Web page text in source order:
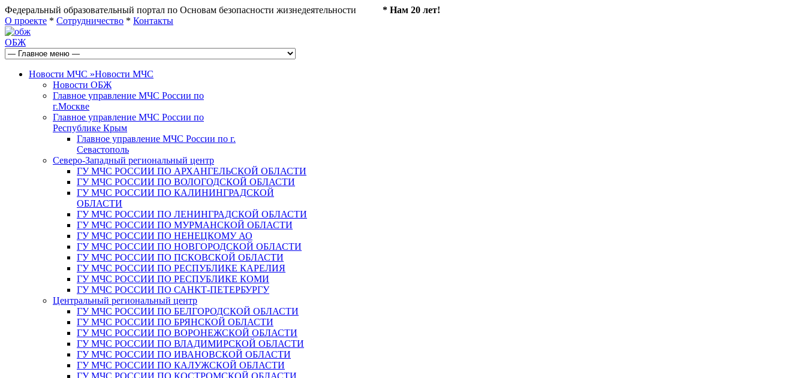
Федеральный образовательный портал по Основам безопасности жизнедеятельности * Нам 20 лет!
О проекте * Сотрудничество * Контакты
ОБЖ
Новости МЧС »Новости МЧС
Новости ОБЖ
Главное управление МЧС России по
г.Москве
Главное управление МЧС России по
Республике Крым
Главное управление МЧС России по г.
Севастополь
Северо-Западный региональный центр
ГУ МЧС РОССИИ ПО АРХАНГЕЛЬСКОЙ ОБЛАСТИ
ГУ МЧС РОССИИ ПО ВОЛОГОДСКОЙ ОБЛАСТИ
ГУ МЧС РОССИИ ПО КАЛИНИНГРАДСКОЙ
ОБЛАСТИ
ГУ МЧС РОССИИ ПО ЛЕНИНГРАДСКОЙ ОБЛАСТИ
ГУ МЧС РОССИИ ПО МУРМАНСКОЙ ОБЛАСТИ
ГУ МЧС РОССИИ ПО НЕНЕЦКОМУ АО
ГУ МЧС РОССИИ ПО НОВГОРОДСКОЙ ОБЛАСТИ
ГУ МЧС РОССИИ ПО ПСКОВСКОЙ ОБЛАСТИ
ГУ МЧС РОССИИ ПО РЕСПУБЛИКЕ КАРЕЛИЯ
ГУ МЧС РОССИИ ПО РЕСПУБЛИКЕ КОМИ
ГУ МЧС РОССИИ ПО САНКТ-ПЕТЕРБУРГУ
Центральный региональный центр
ГУ МЧС РОССИИ ПО БЕЛГОРОДСКОЙ ОБЛАСТИ
ГУ МЧС РОССИИ ПО БРЯНСКОЙ ОБЛАСТИ
ГУ МЧС РОССИИ ПО ВОРОНЕЖСКОЙ ОБЛАСТИ
ГУ МЧС РОССИИ ПО ВЛАДИМИРСКОЙ ОБЛАСТИ
ГУ МЧС РОССИИ ПО ИВАНОВСКОЙ ОБЛАСТИ
ГУ МЧС РОССИИ ПО КАЛУЖСКОЙ ОБЛАСТИ
ГУ МЧС РОССИИ ПО КОСТРОМСКОЙ ОБЛАСТИ